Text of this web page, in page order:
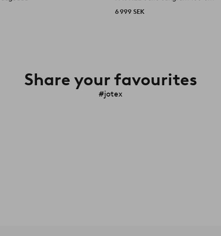
6 999 SEK
Share your favourites
#jotex